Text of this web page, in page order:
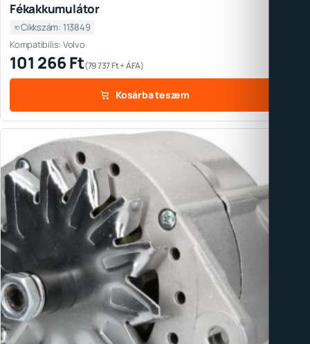
Fékakkumulátor
Cikkszám: 113849
Kompatibilis: Volvo
101 266Ft(79 737Ft+ ÁFA)
Kosárba teszem